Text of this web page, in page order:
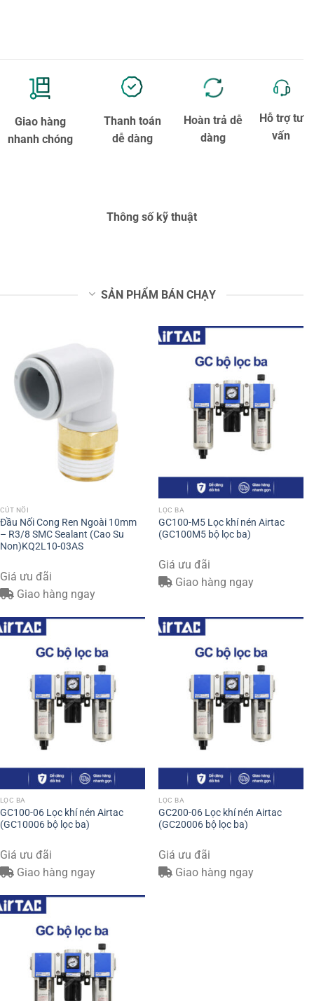
Giao hàng
nhanh chóng
Thanh toán
dễ dàng
Hoàn trả dễ
dàng
Hỗ trợ tư
vấn
Thông số kỹ thuật
SẢN PHẨM BÁN CHẠY
CÚT NỐI
Đầu Nối Cong Ren Ngoài 10mm
– R3/8 SMC Sealant (Cao Su
Non)KQ2L10-03AS
Giá ưu đãi
Giao hàng ngay
LỌC BA
GC100-M5 Lọc khí nén Airtac
(GC100M5 bộ lọc ba)
Giá ưu đãi
Giao hàng ngay
LỌC BA
GC100-06 Lọc khí nén Airtac
(GC10006 bộ lọc ba)
Giá ưu đãi
Giao hàng ngay
LỌC BA
GC200-06 Lọc khí nén Airtac
(GC20006 bộ lọc ba)
Giá ưu đãi
Giao hàng ngay